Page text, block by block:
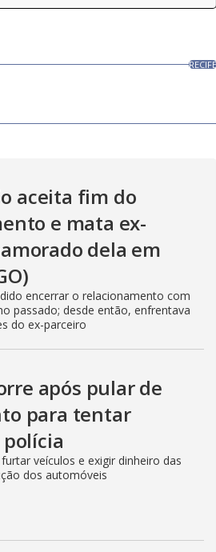
RECIFE
aceita fim do
e mata ex-
dela em
encerrar o relacionamento com
passado; desde então, enfrentava
do ex-parceiro
após pular de
para tentar
veículos e exigir dinheiro das
dos automóveis